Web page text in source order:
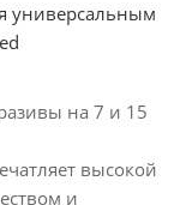
универсальным
на 7 и 15
высокой
и